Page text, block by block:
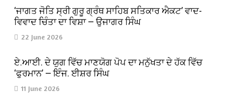
‘ਜਾਗਤ ਜੋਤਿ ਸ੍ਰੀ ਗੁਰੂ ਗ੍ਰੰਥ ਸਾਹਿਬ ਸਤਿਕਾਰ ਐਕਟ’ ਵਾਦ-
ਵਿਵਾਦ ਚਿੰਤਾ ਦਾ ਵਿਸ਼ਾ — ਉਜਾਗਰ ਸਿੰਘ
22 June 2026
ਏ.ਆਈ. ਦੇ ਯੁਗ ਵਿੱਚ ਮਾਣਯੋਗ ਪੋਪ ਦਾ ਮਨੁੱਖਤਾ ਦੇ ਹੱਕ ਵਿੱਚ
‘ਫੁਰਮਾਨ’ — ਇੰਜ. ਈਸ਼ਰ ਸਿੰਘ
11 June 2026